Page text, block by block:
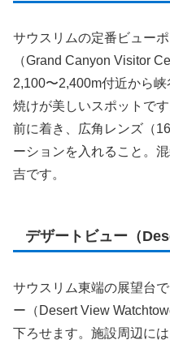
サウスリムの定番ビュー
（Grand Canyon Visitor
2,100〜2,400m付近から
焼けが美しいスポットで
前に着き、広角レンズ（
ーションを入れること。
吉です。
デザートビュー（
サウスリム東端の展望台
ー（Desert View
下ろせます。施設周辺に